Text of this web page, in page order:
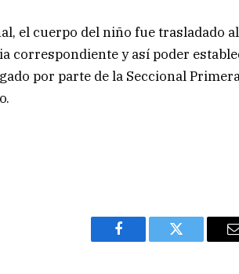
el cuerpo del niño fue trasladado
correspondiente y así poder
por parte de la Seccional
Facebook Twitter